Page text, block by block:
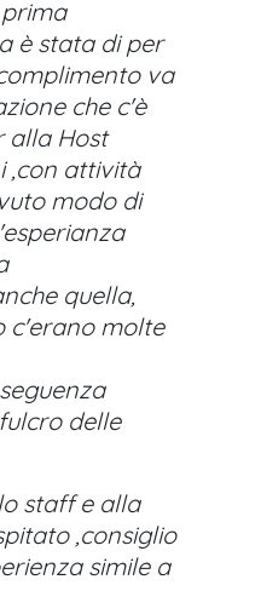
è stata di per
va
che c'è
alla Host
,con attività
modo di
quella,
c'erano molte
delle
staff e alla
,consiglio
simile a